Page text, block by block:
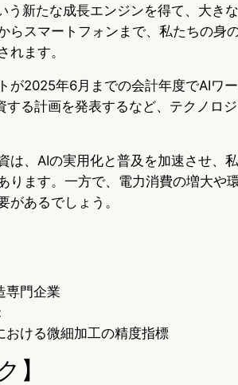
う新たな成長エンジンを得て、大き
らスマートフォンまで、私たちの身
れます。
が2025年6月までの会計年度でAIワ
する計画を発表するなど、テクノロ
は、AIの実用化と普及を加速させ、
ります。一方で、電力消費の増大や
があるでしょう。
専門企業
おける微細加工の精度指標
】